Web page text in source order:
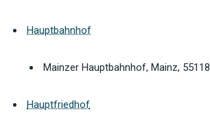
Hauptbahnhof
Mainzer Hauptbahnhof, Mainz, 55118
Hauptfriedhof